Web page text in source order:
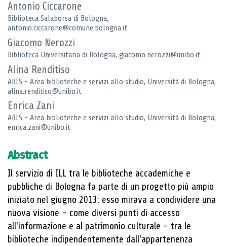
Antonio Ciccarone
Biblioteca Salaborsa di Bologna,
antonio.ciccarone@comune.bologna.it
Giacomo Nerozzi
Biblioteca Universitaria di Bologna, giacomo.nerozzi@unibo.it
Alina Renditiso
ABIS - Area biblioteche e servizi allo studio, Università di Bologna,
alina.renditiso@unibo.it
Enrica Zani
ABIS - Area biblioteche e servizi allo studio, Università di Bologna,
enrica.zani@unibo.it
Abstract
Il servizio di ILL tra le biblioteche accademiche e
pubbliche di Bologna fa parte di un progetto più ampio
iniziato nel giugno 2013: esso mirava a condividere una
nuova visione - come diversi punti di accesso
all'informazione e al patrimonio culturale - tra le
biblioteche indipendentemente dall'appartenenza